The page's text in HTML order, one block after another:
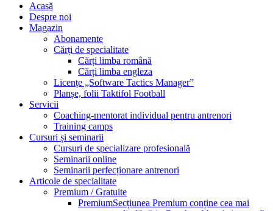
Acasă
Despre noi
Magazin
Abonamente
Cărți de specialitate
Cărți limba română
Cărți limba engleza
Licențe „Software Tactics Manager”
Planșe, folii Taktifol Football
Servicii
Coaching-mentorat individual pentru antrenori
Training camps
Cursuri și seminarii
Cursuri de specializare profesională
Seminarii online
Seminarii perfecționare antrenori
Articole de specialitate
Premium / Gratuite
PremiumSecțiunea Premium conține cea mai